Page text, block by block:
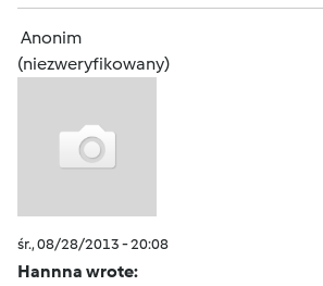
Anonim
(niezweryfikowany)
śr., 08/28/2013 - 20:08
Hannna wrote: